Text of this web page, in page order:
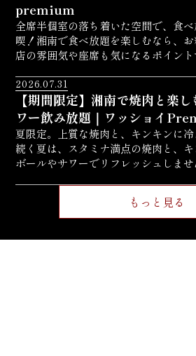
premium
全席半個室の落ち着いた空間で、食
喫！湘南で食べ放題を楽しむなら、
店の雰囲気や座席も気になるポイント
2026.07.31
【期間限定】湘南で焼肉と楽
ワー飲み放題｜ワッショイ
夏限定。上質な焼肉と、キンキンに
続く夏は、スタミナ満点の焼肉と、
ボールやサワーでリフレッシュしませ
もっと見る